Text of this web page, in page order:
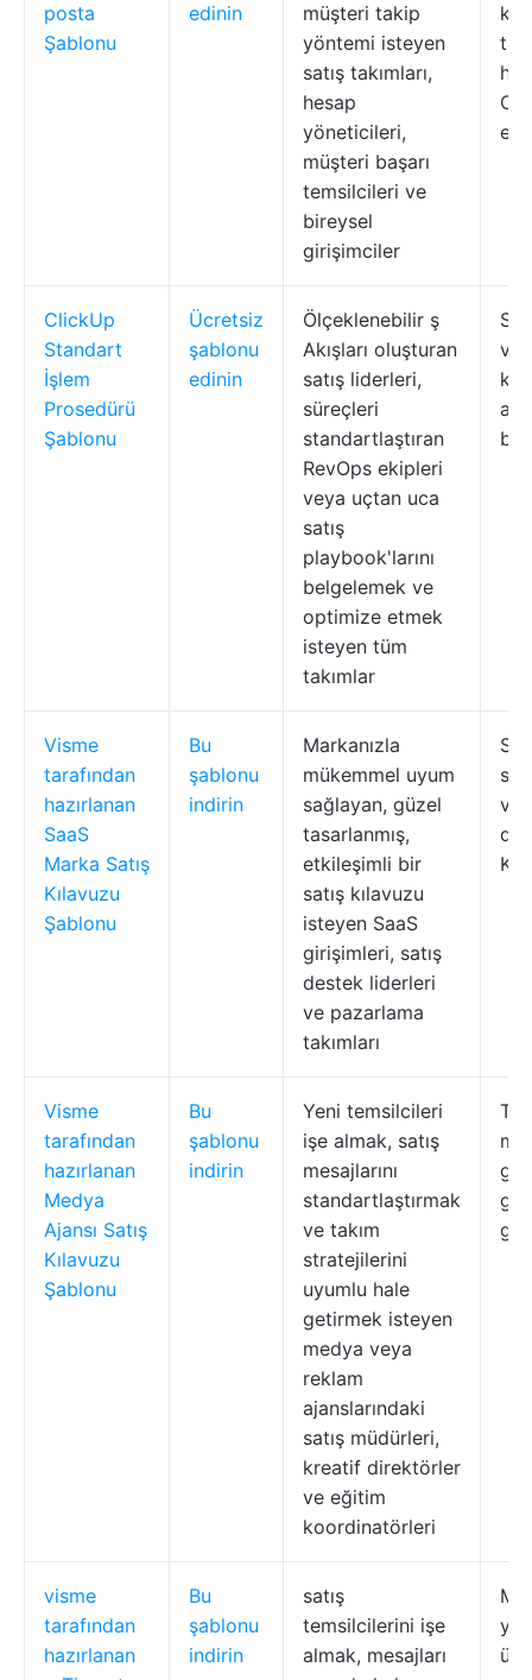
posta
Şablonu
edinin
müşteri takip
yöntemi isteyen
satış takımları,
hesap
yöneticileri,
müşteri başarı
temsilcileri ve
bireysel
girişimciler
ClickUp
Standart
İşlem
Prosedürü
Şablonu
Ücretsiz
şablonu
edinin
Ölçeklenebilir ş
Akışları oluşturan
satış liderleri,
süreçleri
standartlaştıran
RevOps ekipleri
veya uçtan uca
satış
playbook'larını
belgelemek ve
optimize etmek
isteyen tüm
takımlar
ve
Visme
tarafından
hazırlanan
SaaS
Marka Satış
Kılavuzu
Şablonu
Bu
şablonu
indirin
Markanızla
mükemmel uyum
sağlayan, güzel
tasarlanmış,
etkileşimli bir
satış kılavuzu
isteyen SaaS
girişimleri, satış
destek liderleri
ve pazarlama
takımları
ve
Visme
tarafından
hazırlanan
Medya
Ajansı Satış
Kılavuzu
Şablonu
Bu
şablonu
indirin
Yeni temsilcileri
işe almak, satış
mesajlarını
standartlaştırmak
ve takım
stratejilerini
uyumlu hale
getirmek isteyen
medya veya
reklam
ajanslarındaki
satış müdürleri,
kreatif direktörler
ve eğitim
koordinatörleri
visme
tarafından
hazırlanan
Bu
şablonu
indirin
satış
temsilcilerini işe
almak, mesajları
üst